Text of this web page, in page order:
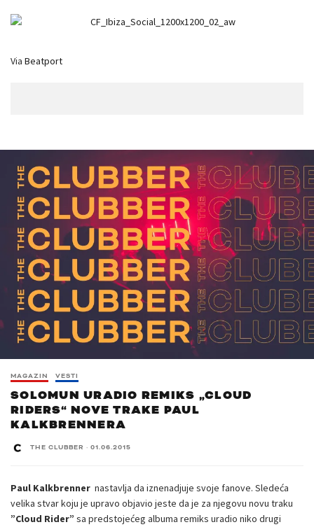
Via Beatport
MAGAZIN VESTI
SOLOMUN URADIO REMIKS „CLOUD
RIDERS“ NOVE TRAKE PAUL
KALKBRENNERA
THE CLUBBER · 01.06.2015
Paul Kalkbrenner nastavlja da iznenadjuje svoje fanove. Sledeća
velika stvar koju je upravo objavio jeste da je za njegovu novu traku
”Cloud Rider” sa predstojećeg albuma remiks uradio niko drugi